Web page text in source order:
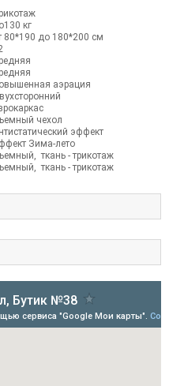
кг
80*190 до 180*200 см
аэрация
чехол
эффект
Зима-лето
ткань - трикотаж
ткань - трикотаж